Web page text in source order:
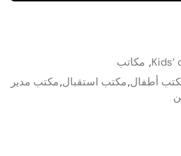
Kids’
, مكاتب
أطفال,مكتب استقبال,مكتب مدير